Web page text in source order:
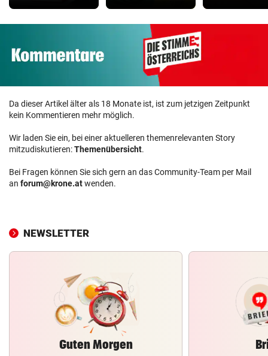
Da dieser Artikel älter als 18 Monate ist, ist zum jetzigen Zeitpunkt
kein Kommentieren mehr möglich.
Wir laden Sie ein, bei einer aktuelleren themenrelevanten Story
mitzudiskutieren:Themenübersicht.
Bei Fragen können Sie sich gern an das Community-Team per Mail
an forum@krone.atwenden.
NEWSLETTER
Guten Morgen